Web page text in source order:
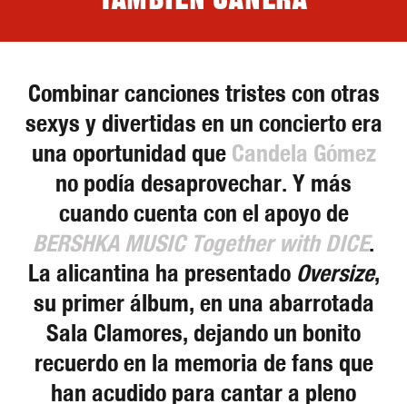
Combinar canciones tristes con otras
sexys y divertidas en un concierto era
una oportunidad que Candela Gómez
no podía desaprovechar. Y más
cuando cuenta con el apoyo de
BERSHKA MUSIC Together with DICE.
La alicantina ha presentado Oversize,
su primer álbum, en una abarrotada
Sala Clamores, dejando un bonito
recuerdo en la memoria de fans que
han acudido para cantar a pleno